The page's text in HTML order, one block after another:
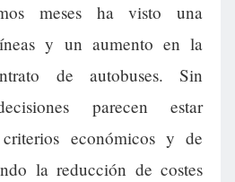
meses ha visto una
y un aumento en la
de autobuses. Sin
parecen estar
económicos y de
la reducción de costes